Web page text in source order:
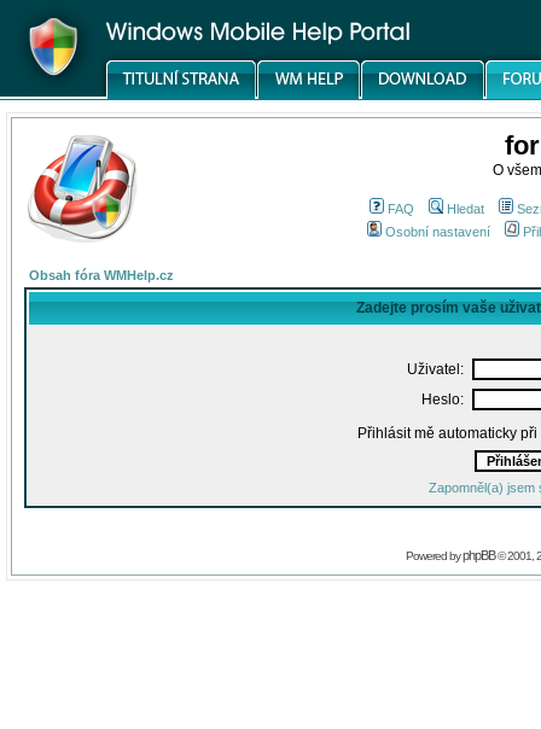
O
FAQ Hledat
Osobní nastavení
Obsah fóra WMHelp.cz
Zadejte prosím vaše
Uživatel:
Heslo:
Přihlásit mě automaticky
Zapomněl(a) jsem
Powered byphpBB© 2001,